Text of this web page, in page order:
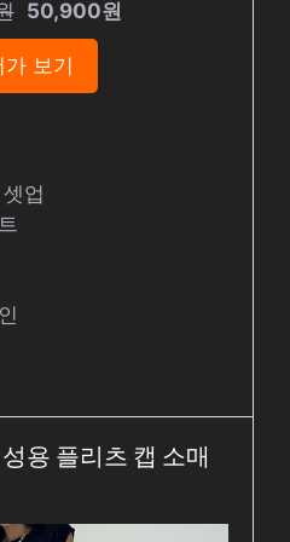
50,900원
가 보기
업
용 플리츠 캡 소매